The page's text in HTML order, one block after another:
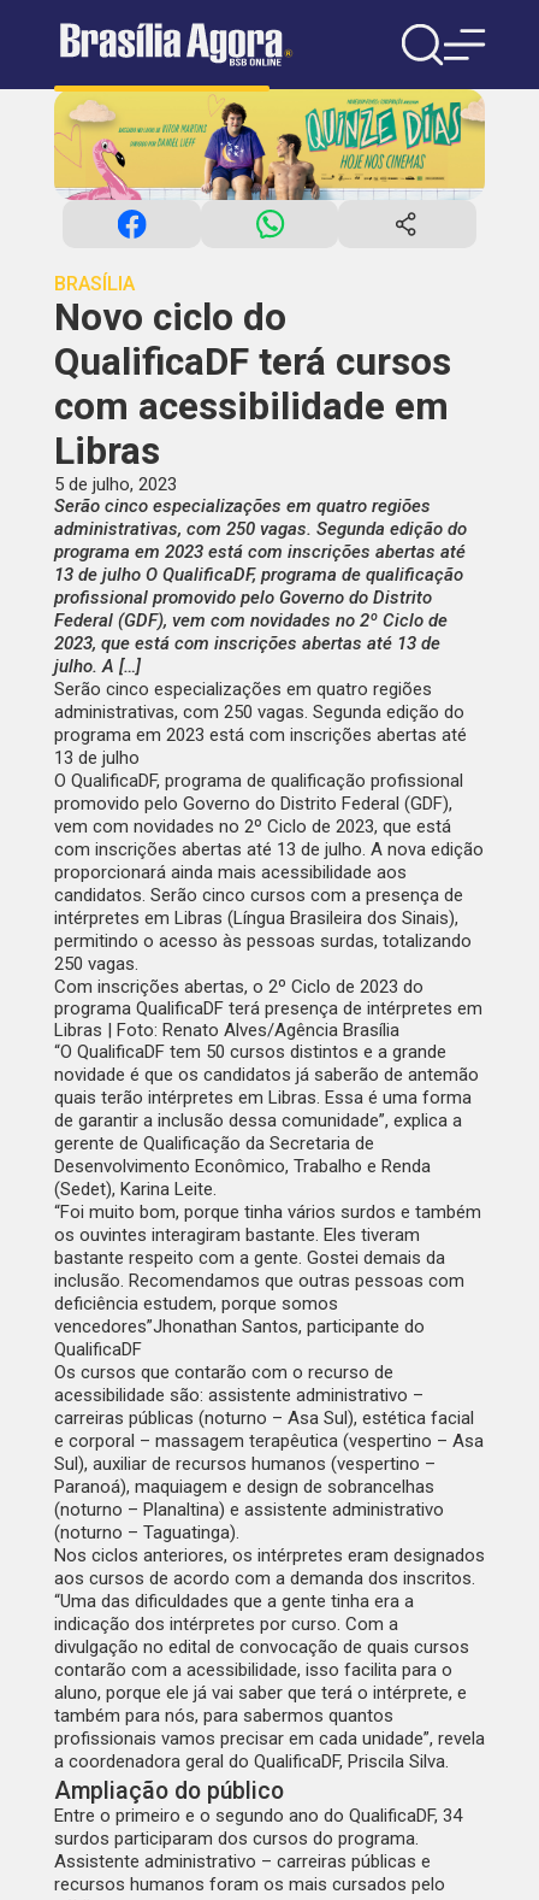
BRASÍLIA
Novo ciclo do
QualificaDF terá cursos
com acessibilidade em
Libras
5 de julho, 2023
Serão cinco especializações em quatro regiões
administrativas, com 250 vagas. Segunda edição do
programa em 2023 está com inscrições abertas até
13 de julho O QualificaDF, programa de qualificação
profissional promovido pelo Governo do Distrito
Federal (GDF), vem com novidades no 2º Ciclo de
2023, que está com inscrições abertas até 13 de
julho. A […]
Serão cinco especializações em quatro regiões
administrativas, com 250 vagas. Segunda edição do
programa em 2023 está com inscrições abertas até
13 de julho
O QualificaDF, programa de qualificação profissional
promovido pelo Governo do Distrito Federal (GDF),
vem com novidades no 2º Ciclo de 2023, que está
com inscrições abertas até 13 de julho. A nova edição
proporcionará ainda mais acessibilidade aos
candidatos. Serão cinco cursos com a presença de
intérpretes em Libras (Língua Brasileira dos Sinais),
permitindo o acesso às pessoas surdas, totalizando
250 vagas.
Com inscrições abertas, o 2º Ciclo de 2023 do
programa QualificaDF terá presença de intérpretes em
Libras | Foto: Renato Alves/Agência Brasília
“O QualificaDF tem 50 cursos distintos e a grande
novidade é que os candidatos já saberão de antemão
quais terão intérpretes em Libras. Essa é uma forma
de garantir a inclusão dessa comunidade”, explica a
gerente de Qualificação da Secretaria de
Desenvolvimento Econômico, Trabalho e Renda
(Sedet), Karina Leite.
“Foi muito bom, porque tinha vários surdos e também
os ouvintes interagiram bastante. Eles tiveram
bastante respeito com a gente. Gostei demais da
inclusão. Recomendamos que outras pessoas com
deficiência estudem, porque somos
vencedores”Jhonathan Santos, participante do
QualificaDF
Os cursos que contarão com o recurso de
acessibilidade são: assistente administrativo –
carreiras públicas (noturno – Asa Sul), estética facial
e corporal – massagem terapêutica (vespertino – Asa
Sul), auxiliar de recursos humanos (vespertino –
Paranoá), maquiagem e design de sobrancelhas
(noturno – Planaltina) e assistente administrativo
(noturno – Taguatinga).
Nos ciclos anteriores, os intérpretes eram designados
aos cursos de acordo com a demanda dos inscritos.
“Uma das dificuldades que a gente tinha era a
indicação dos intérpretes por curso. Com a
divulgação no edital de convocação de quais cursos
contarão com a acessibilidade, isso facilita para o
aluno, porque ele já vai saber que terá o intérprete, e
também para nós, para sabermos quantos
profissionais vamos precisar em cada unidade”, revela
a coordenadora geral do QualificaDF, Priscila Silva.
Ampliação do público
Entre o primeiro e o segundo ano do QualificaDF, 34
surdos participaram dos cursos do programa.
Assistente administrativo – carreiras públicas e
recursos humanos foram os mais cursados pelo